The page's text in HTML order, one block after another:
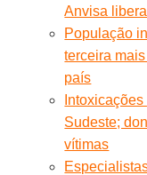
Anvisa
População
terceira
país
Sudeste;
vítimas